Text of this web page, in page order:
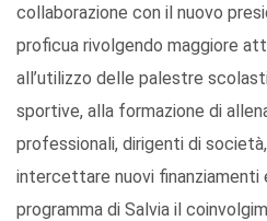
collaborazione con il nuovo
proficua rivolgendo maggiore
all’utilizzo delle palestre
sportive, alla formazione di
professionali, dirigenti di
intercettare nuovi finanziamenti
programma di Salvia il